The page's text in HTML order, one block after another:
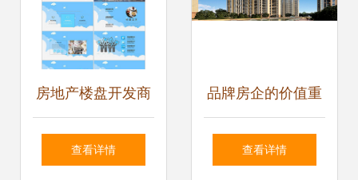
房地产楼盘开发商
PPT模板
查看详情
品牌房企的价值重
塑 以金科股份
查看详情